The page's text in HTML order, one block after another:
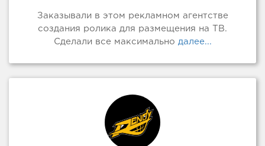
Заказывали в этом рекламном агентстве
создания ролика для размещения на ТВ.
Сделали все максимально далее...